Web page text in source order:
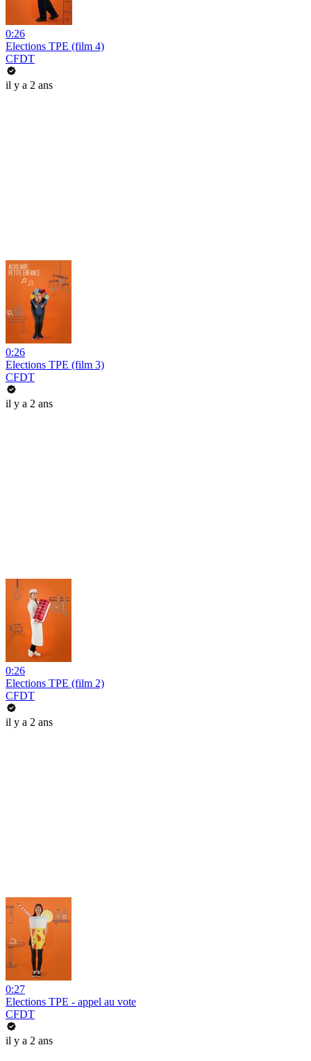
0:26
Elections TPE (film 4)
CFDT
il y a 2 ans
0:26
Elections TPE (film 3)
CFDT
il y a 2 ans
0:26
Elections TPE (film 2)
CFDT
il y a 2 ans
0:27
Elections TPE - appel au vote
CFDT
il y a 2 ans